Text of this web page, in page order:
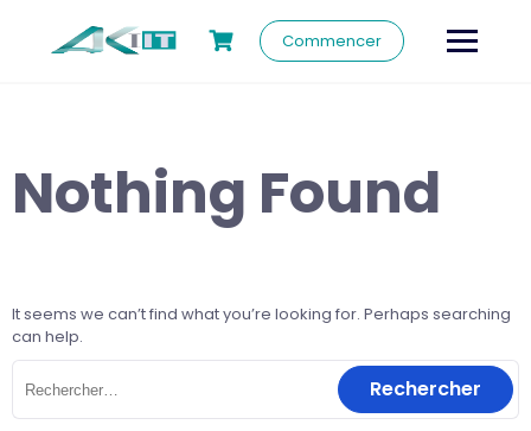
Commencer
Nothing Found
It seems we can’t find what you’re looking for. Perhaps searching
can help.